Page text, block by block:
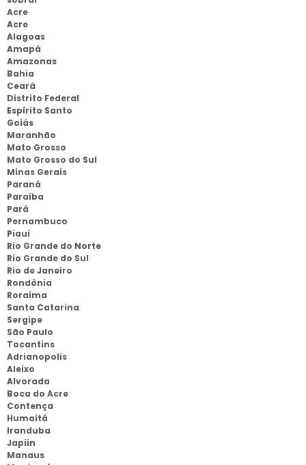
Acre
Acre
Alagoas
Amapá
Amazonas
Bahia
Ceará
Distrito Federal
Espírito Santo
Goiás
Maranhão
Mato Grosso
Mato Grosso do Sul
Minas Gerais
Paraná
Paraíba
Pará
Pernambuco
Piauí
Rio Grande do Norte
Rio Grande do Sul
Rio de Janeiro
Rondônia
Roraima
Santa Catarina
Sergipe
São Paulo
Tocantins
Adrianopolis
Aleixo
Alvorada
Boca do Acre
Contença
Humaitá
Iranduba
Japiin
Manaus